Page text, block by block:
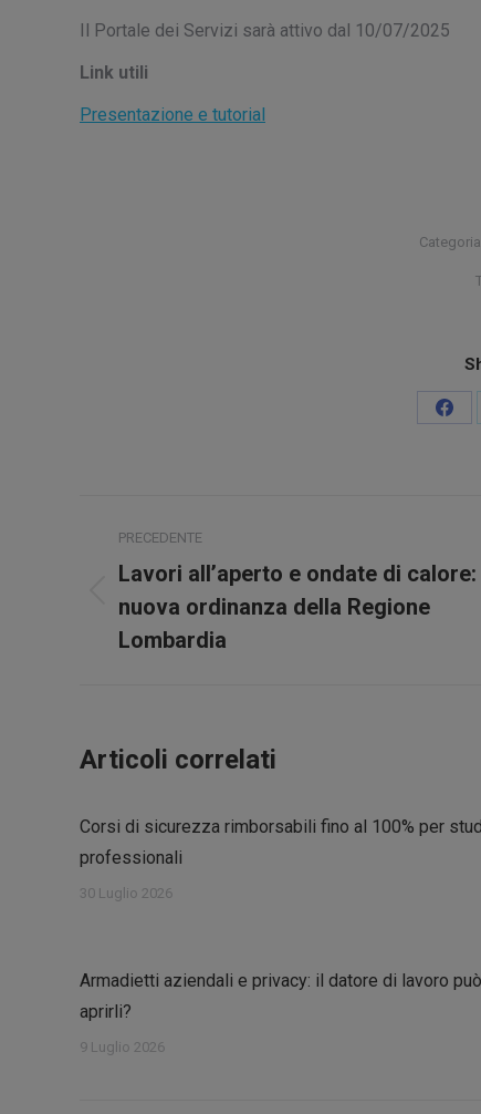
Il Portale dei Servizi sarà attivo dal 10/07/2025
Link utili
Presentazione e tutorial
tra
PRECEDENTE
Post
precedente:
Lavori all’aperto e ondate di calore:
nuova ordinanza della Regione
Lombardia
Articoli correlati
Corsi di sicurezza rimborsabili fino al 100% per
professionali
30 Luglio 2026
Armadietti aziendali e privacy: il datore di lavoro può
aprirli?
9 Luglio 2026